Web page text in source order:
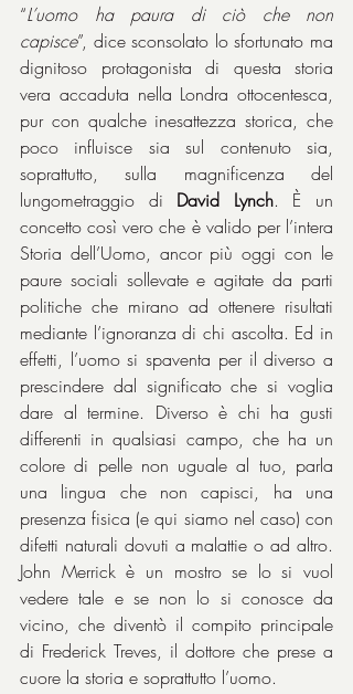
“L’uomo ha paura di ciò che non
capisce”, dice sconsolato lo sfortunato ma
dignitoso protagonista di questa storia
vera accaduta nella Londra ottocentesca,
pur con qualche inesattezza storica, che
poco influisce sia sul contenuto sia,
soprattutto, sulla magnificenza del
lungometraggio di David Lynch. È un
concetto così vero che è valido per l’intera
Storia dell’Uomo, ancor più oggi con le
paure sociali sollevate e agitate da parti
politiche che mirano ad ottenere risultati
mediante l’ignoranza di chi ascolta. Ed in
effetti, l’uomo si spaventa per il diverso a
prescindere dal significato che si voglia
dare al termine. Diverso è chi ha gusti
differenti in qualsiasi campo, che ha un
colore di pelle non uguale al tuo, parla
una lingua che non capisci, ha una
presenza fisica (e qui siamo nel caso) con
difetti naturali dovuti a malattie o ad altro.
John Merrick è un mostro se lo si vuol
vedere tale e se non lo si conosce da
vicino, che diventò il compito principale
di Frederick Treves, il dottore che prese a
cuore la storia e soprattutto l’uomo.